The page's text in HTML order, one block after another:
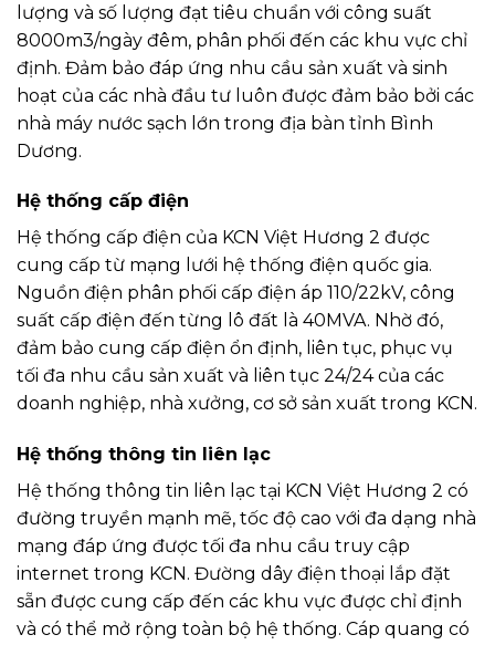
lượng và số lượng đạt tiêu chuẩn với công suất
8000m3/ngày đêm, phân phối đến các khu vực chỉ
định. Đảm bảo đáp ứng nhu cầu sản xuất và sinh
hoạt của các nhà đầu tư luôn được đảm bảo bởi các
nhà máy nước sạch lớn trong địa bàn tỉnh Bình
Dương.
Hệ thống cấp điện
Hệ thống cấp điện của KCN Việt Hương 2 được
cung cấp từ mạng lưới hệ thống điện quốc gia.
Nguồn điện phân phối cấp điện áp 110/22kV, công
suất cấp điện đến từng lô đất là 40MVA. Nhờ đó,
đảm bảo cung cấp điện ổn định, liên tục, phục vụ
tối đa nhu cầu sản xuất và liên tục 24/24 của các
doanh nghiệp, nhà xưởng, cơ sở sản xuất trong KCN.
Hệ thống thông tin liên lạc
Hệ thống thông tin liên lạc tại KCN Việt Hương 2 có
đường truyền mạnh mẽ, tốc độ cao với đa dạng nhà
mạng đáp ứng được tối đa nhu cầu truy cập
internet trong KCN. Đường dây điện thoại lắp đặt
sẵn được cung cấp đến các khu vực được chỉ định
và có thể mở rộng toàn bộ hệ thống. Cáp quang có